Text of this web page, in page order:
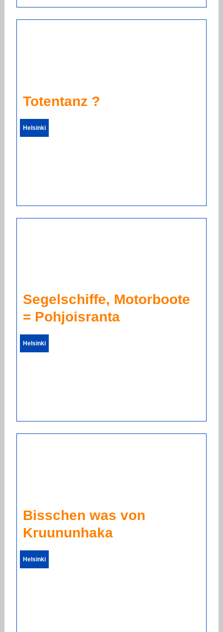
Totentanz ?
Helsinki
Segelschiffe, Motorboote
= Pohjoisranta
Helsinki
Bisschen was von
Kruununhaka
Helsinki